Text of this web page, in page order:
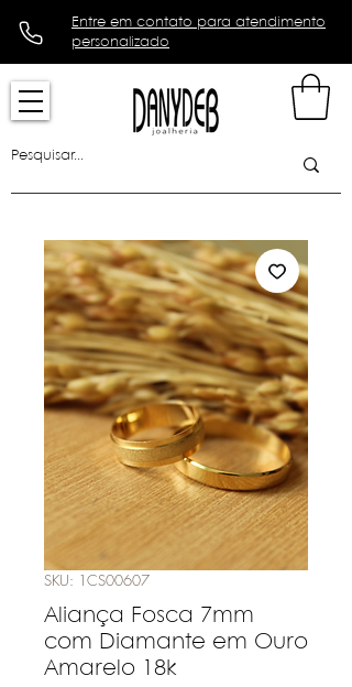
Entre em contato para atendimento
personalizado
SKU: 1CS00607
Aliança Fosca 7mm
com Diamante em Ouro
Amarelo 18k